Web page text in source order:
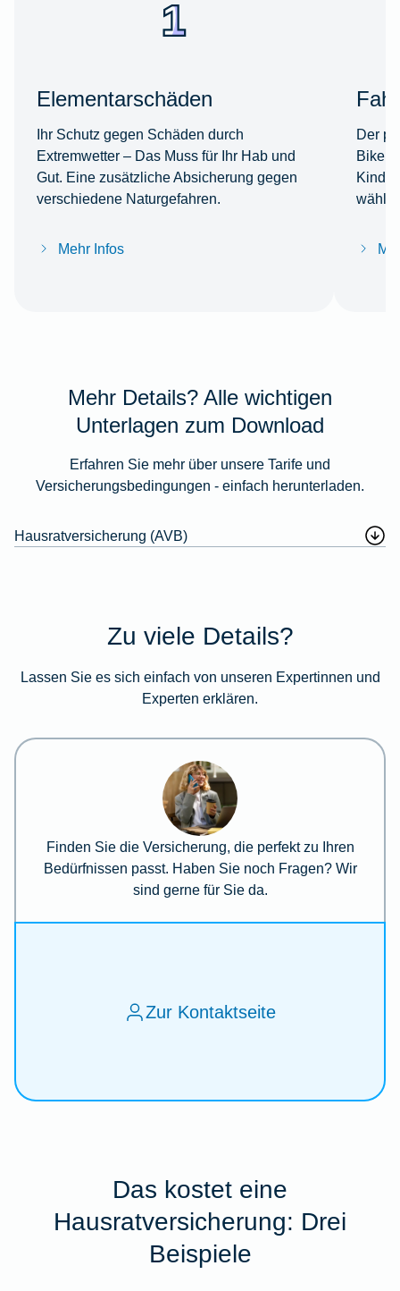
Elementarschäden
Ihr Schutz gegen Schäden durch
Extremwetter – Das Muss für Ihr Hab und
Gut. Eine zusätzliche Absicherung gegen
verschiedene Naturgefahren.
Mehr Infos
Der
Bike
Mehr Details? Alle wichtigen
Unterlagen zum Download
Erfahren Sie mehr über unsere Tarife und
Versicherungsbedingungen - einfach herunterladen.
Hausratversicherung (AVB)
Zu viele Details?
Lassen Sie es sich einfach von unseren Expertinnen und
Experten erklären.
Finden Sie die Versicherung, die perfekt zu Ihren
Bedürfnissen passt. Haben Sie noch Fragen? Wir
sind gerne für Sie da.
Zur Kontaktseite
Das kostet eine
Hausratversicherung: Drei
Beispiele